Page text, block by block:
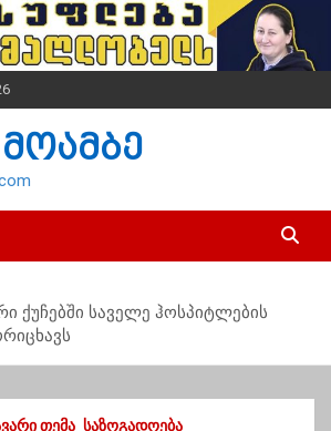
ქუჩებში საველე ჰოსპიტლების
ᲗᲔᲛᲐ ᲡᲐᲖᲝᲒᲐᲓᲝᲔᲑᲐ